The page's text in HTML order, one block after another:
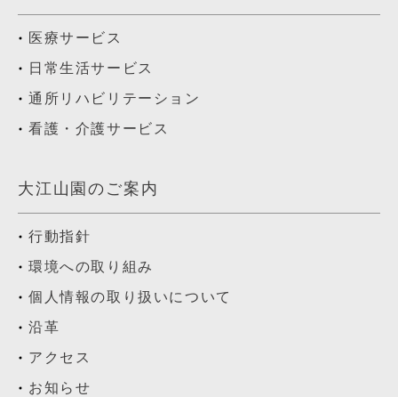
医療サービス
日常生活サービス
通所リハビリテーション
看護・介護サービス
大江山園のご案内
行動指針
環境への取り組み
個人情報の取り扱いについて
沿革
アクセス
お知らせ